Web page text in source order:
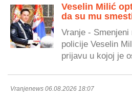
Veselin Milić
da su mu
Vranje -
policije Veselin
prijavu u kojoj je
Vranjenews 06.08.2026 18:07